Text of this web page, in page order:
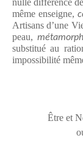
nulle différence
même enseigne,
Artisans d’une
peau,
substitué au
impossibilité
Être et